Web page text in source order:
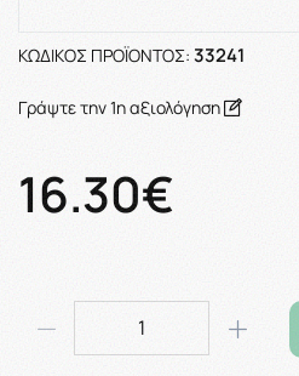
ΚΩΔΙΚΌΣ ΠΡΟΪΌΝΤΟΣ: 33241
Γράψτε την 1η αξιολόγηση
16.30€